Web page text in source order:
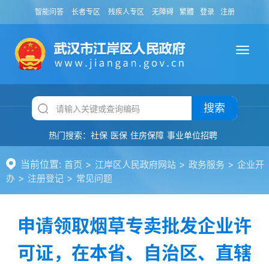
智能问答 长者专区 残疾人专区 无障碍 繁體 登录 注册
搜索
热门搜索： 社保 医保 住房保障 事业单位招聘
当前位置: 首页 > 江岸区人民政府网站 > 政务服务 > 企业开
办 > 注册登记 > 常见问题
申请领取烟草专卖批发企业许
可证，在本省、自治区、直辖